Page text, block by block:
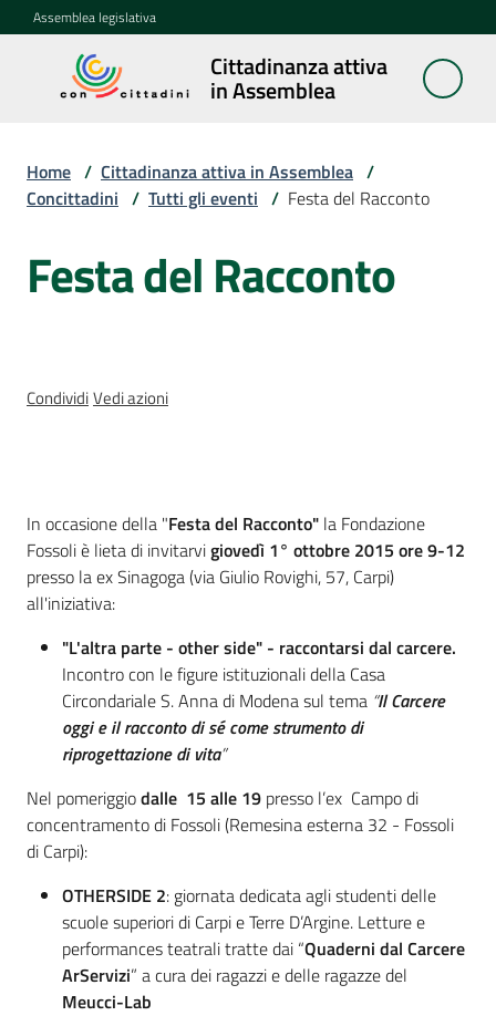
Vai al contenuto
Vai alla navigazione
Vai al footer
Assemblea legislativa
Cittadinanza attiva
in Assemblea
Cittadinanza
attiva in
Menu selezionato
Porte
Percorsi
sulla
memoria
Seguici
Assemblea
legislativa
Home / Cittadinanza attiva in Assemblea /
Concittadini / Tutti gli eventi / Festa del Racconto
Salta al contenuto
Festa del Racconto
CondividiVedi azioni
Cos'è
In occasione della "Festa del Racconto" la Fondazione
Fossoli è lieta di invitarvigiovedì 1° ottobre 2015 ore 9-12
presso la ex Sinagoga (via Giulio Rovighi, 57, Carpi)
all'iniziativa:
"L'altra parte - other side" - raccontarsi dal carcere.
Incontro con le figure istituzionali della Casa
Circondariale S. Anna di Modena sul tema “Il Carcere
oggi e il racconto di sé come strumento di
riprogettazione di vita”
Nel pomeriggiodalle 15 alle 19 presso l’ex Campo di
concentramento di Fossoli (Remesina esterna 32 - Fossoli
di Carpi):
OTHERSIDE 2: giornata dedicata agli studenti delle
scuole superiori di Carpi e Terre D’Argine. Letture e
performances teatrali tratte dai “Quaderni dal Carcere
ArServizi” a cura dei ragazzi e delle ragazze del
Meucci-Lab